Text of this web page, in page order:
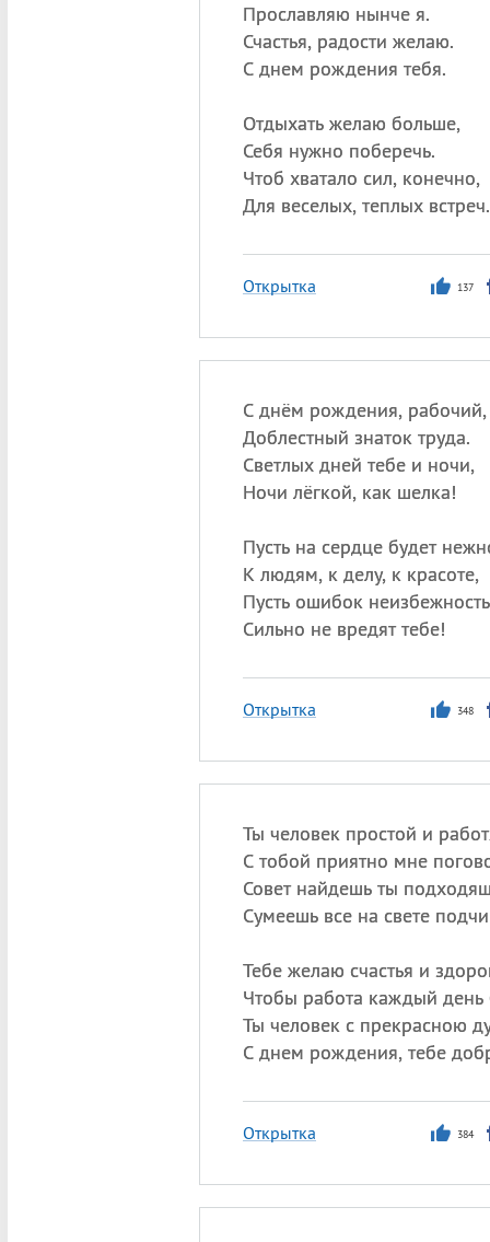
Прославляю нынче я.
Счастья, радости желаю.
С днем рождения тебя.
Отдыхать желаю больше,
Себя нужно поберечь.
Чтоб хватало сил, конечно,
Для веселых, теплых встреч.
Открытка 137
С днём рождения, рабочий,
Доблестный знаток труда.
Светлых дней тебе и ночи,
Ночи лёгкой, как шелка!
Пусть на сердце будет
К людям, к делу, к красоте,
Пусть ошибок неизбежность
Сильно не вредят тебе!
Открытка 348
Ты человек простой и
С тобой приятно мне
Совет найдешь ты
Сумеешь все на свете
Тебе желаю счастья и
Чтобы работа каждый день
Ты человек с прекрасною
С днем рождения, тебе
Открытка 384